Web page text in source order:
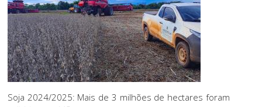
Soja 2024/2025: Mais de 3 milhões de hectares foram